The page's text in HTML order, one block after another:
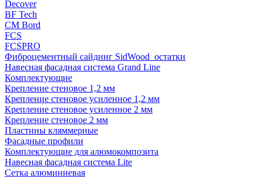
Decover
BF Tech
CM Bord
FCS
FCSPRO
Фиброцементный сайдинг SidWood_остатки
Навесная фасадная система Grand Line
Комплектующие
Крепление стеновое 1,2 мм
Крепление стеновое усиленное 1,2 мм
Крепление стеновое усиленное 2 мм
Крепление стеновое 2 мм
Пластины кляммерные
Фасадные профили
Комплектующие для алюмокомпозита
Навесная фасадная система Lite
Сетка алюминиевая